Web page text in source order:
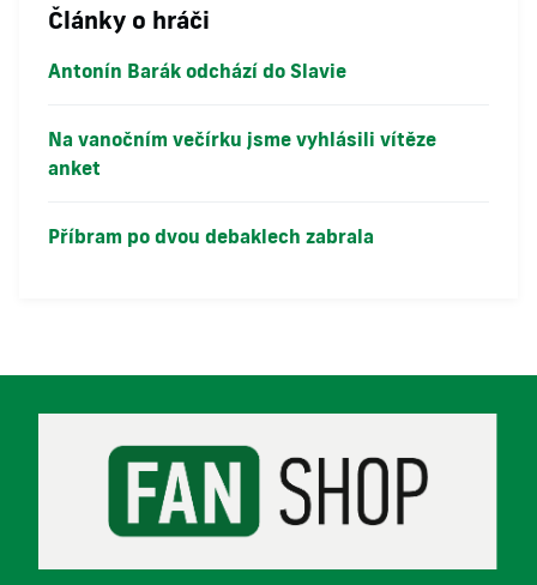
Články o hráči
Antonín Barák odchází do Slavie
Na vanočním večírku jsme vyhlásili vítěze
anket
Příbram po dvou debaklech zabrala